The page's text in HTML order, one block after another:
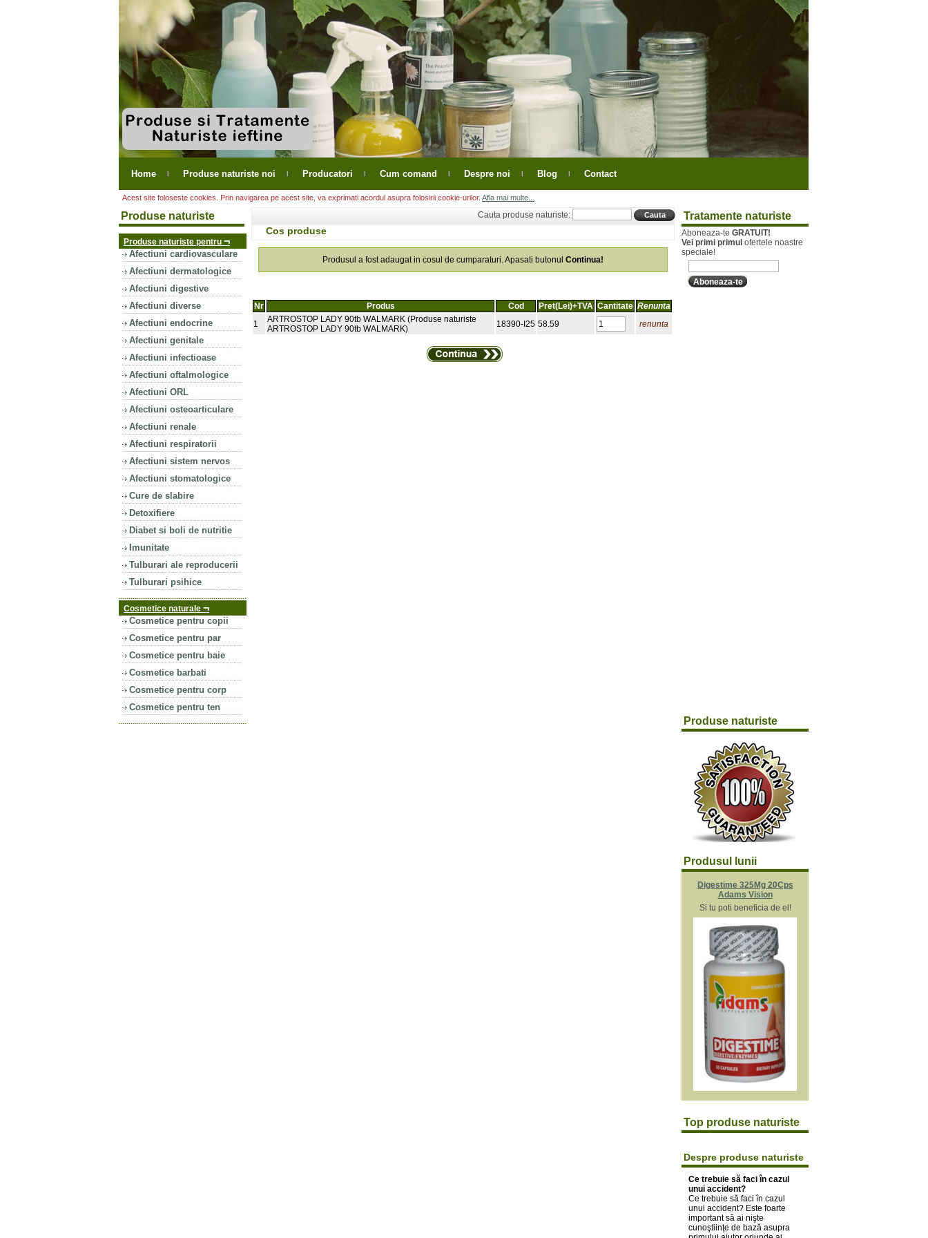
Home Produse naturiste noi Producatori Cum comand Despre noi Blog Contact
Acest site foloseste cookies. Prin navigarea pe acest site, va exprimati acordul asupra folosirii cookie-urilor. Afla mai multe...
Cauta produse naturiste:
Produse naturiste
Produse naturiste pentru ¬
Afectiuni cardiovasculare
Afectiuni dermatologice
Afectiuni digestive
Afectiuni diverse
Afectiuni endocrine
Afectiuni genitale
Afectiuni infectioase
Afectiuni oftalmologice
Afectiuni ORL
Afectiuni osteoarticulare
Afectiuni renale
Afectiuni respiratorii
Afectiuni sistem nervos
Afectiuni stomatologice
Cure de slabire
Detoxifiere
Diabet si boli de nutritie
Imunitate
Tulburari ale reproducerii
Tulburari psihice
Cosmetice naturale ¬
Cosmetice pentru copii
Cosmetice pentru par
Cosmetice pentru baie
Cosmetice barbati
Cosmetice pentru corp
Cosmetice pentru ten
Cos produse
Produsul a fost adaugat in cosul de cumparaturi. Apasati butonul Continua!
Nr Produs Cod Pret(Lei)+TVA Cantitate Renunta
1
ARTROSTOP LADY 90tb WALMARK (Produse naturiste
ARTROSTOP LADY 90tb WALMARK)
18390-I25 58.59 renunta
Tratamente naturiste
Aboneaza-te GRATUIT!
Vei primi primul ofertele noastre
speciale!
Produse naturiste
Produsul lunii
Digestime 325Mg 20Cps
Adams Vision
Si tu poti beneficia de el!
Top produse naturiste
Despre produse naturiste
Ce trebuie să faci în cazul
unui accident?
Ce trebuie să faci în cazul
unui accident? Este foarte
important să ai nişte
cunoştiinţe de bază asupra